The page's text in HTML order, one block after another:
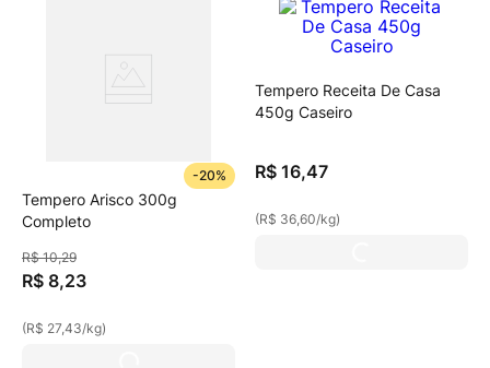
-20%
Tempero Arisco 300g
Completo
R$ 10,29
R$ 8,23
(R$ 27,43/kg)
Tempero Receita De Casa
450g Caseiro
R$ 16,47
(R$ 36,60/kg)